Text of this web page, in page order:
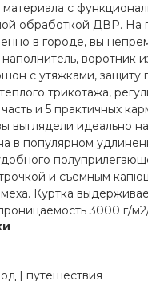
материала с
обработкой ДВР. На
в городе, вы
воротник
с утяжками, защиту
трикотажа,
и 5 практичных
выглядели идеально
в популярном
и съемным
Куртка
3000 г/
| путешествия